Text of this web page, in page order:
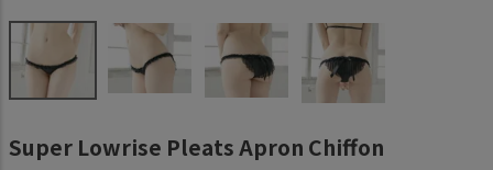
Super Lowrise Pleats Apron Chiffon